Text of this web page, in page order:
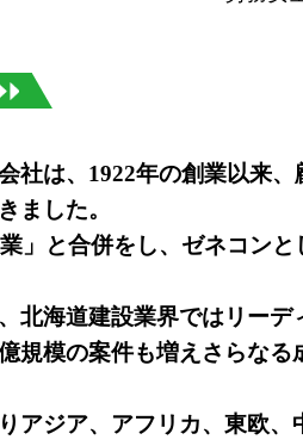
社は、1922年の創業以来
ました。
」と合併をし、ゼネコン
北海道建設業界ではリー
規模の案件も増えさらなる
アジア、アフリカ、東欧